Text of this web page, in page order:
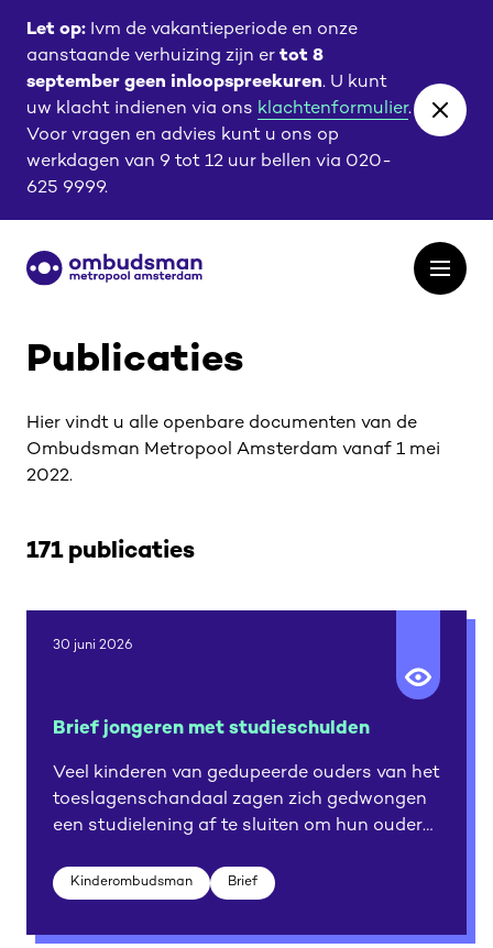
Let op: Ivm de vakantieperiode en onze
aanstaande verhuizing zijn er tot 8
september geen inloopspreekuren. U kunt
uw klacht indienen via ons klachtenformulier.
Voor vragen en advies kunt u ons op
werkdagen van 9 tot 12 uur bellen via 020-
625 9999.
Close
naar
content
naar
footer
Ga
naar
homepagina
Open
Publicaties
Hier vindt u alle openbare documenten van de
Ombudsman Metropool Amsterdam vanaf 1 mei
2022.
171 publicaties
30 juni 2026
Brief jongeren met studieschulden
Veel kinderen van gedupeerde ouders van het
toeslagenschandaal zagen zich gedwongen
een studielening af te sluiten om hun ouders
belemmeren hun opbouw van een
zelfstandige toekomst en een nieuwe start.
De lokale kinderombudsmannen in
Kinderombudsman Brief